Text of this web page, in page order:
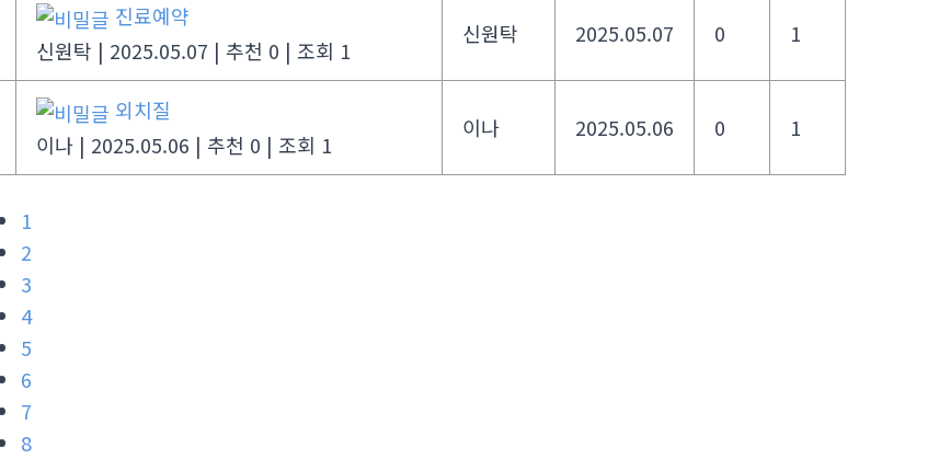
진료예약
신원탁 | 2025.05.07 | 추천 0 | 조회 1
신원탁 2025.05.07 0 1
외치질
이나 | 2025.05.06 | 추천 0 | 조회 1
이나 2025.05.06 0 1
1
2
3
4
5
6
7
8